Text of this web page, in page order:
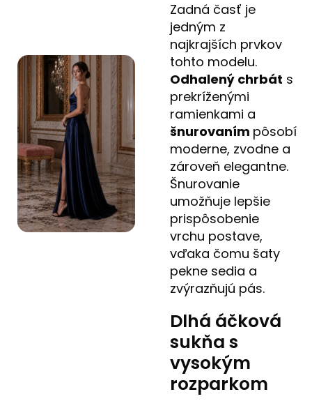
Zadná časť je
jedným z
najkrajších prvkov
tohto modelu.
Odhalený chrbát s
prekríženými
ramienkami a
šnurovaním pôsobí
moderne, zvodne a
zároveň elegantne.
Šnurovanie
umožňuje lepšie
prispôsobenie
vrchu postave,
vďaka čomu šaty
pekne sedia a
zvýrazňujú pás.
Dlhá áčková
sukňa s
vysokým
rozparkom